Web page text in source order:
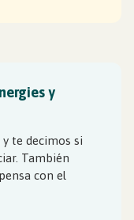
y
te decimos si
También
con el